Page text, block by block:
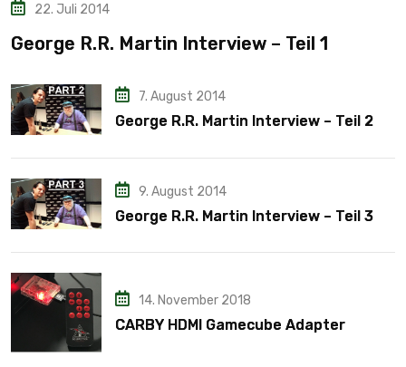
22. Juli 2014
George R.R. Martin Interview – Teil 1
7. August 2014
George R.R. Martin Interview – Teil 2
9. August 2014
George R.R. Martin Interview – Teil 3
14. November 2018
CARBY HDMI Gamecube Adapter